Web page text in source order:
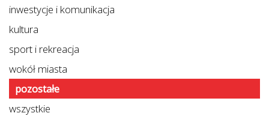
inwestycje i komunikacja
kultura
sport i rekreacja
wokół miasta
pozostałe
wszystkie